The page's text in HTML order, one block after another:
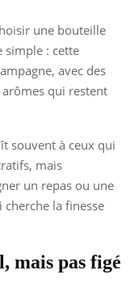
une bouteille
simple : cette
avec des
qui restent
souvent à ceux qui
mais
un repas ou une
la finesse
mais pas figé